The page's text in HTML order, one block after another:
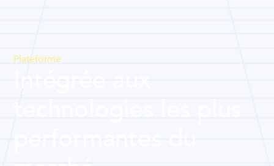
Plateforme